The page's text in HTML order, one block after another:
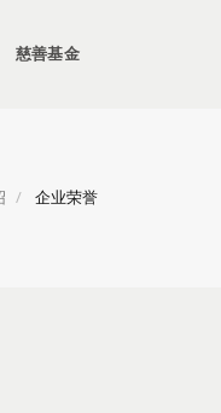
慈善基金
企业荣誉